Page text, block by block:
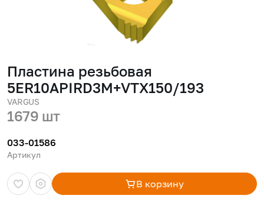
Пластина резьбовая
5ER10APIRD3M+VTX150/193
VARGUS
1679 шт
033-01586
Артикул
В корзину